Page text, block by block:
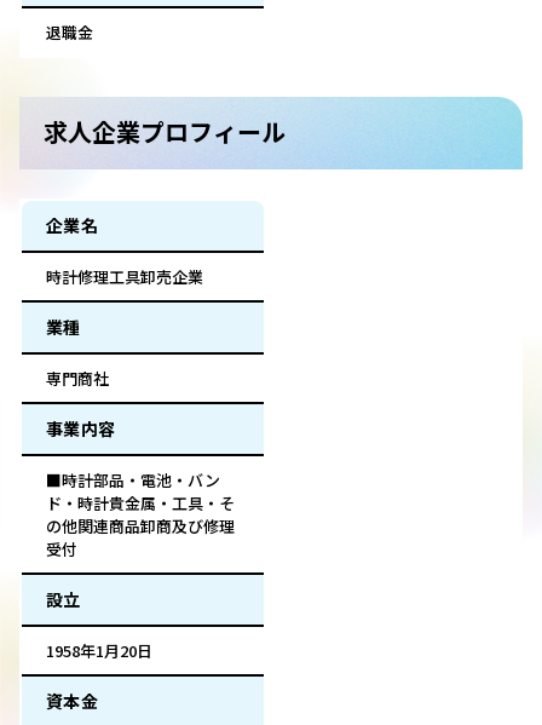
退職金
求人企業プロフィール
企業名
時計修理工具卸売企業
業種
専門商社
事業内容
■時計部品・電池・バン
ド・時計貴金属・工具・そ
の他関連商品卸商及び修理
受付
設立
1958年1月20日
資本金